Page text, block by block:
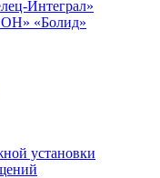
Интеграл»
«Болид»
установки